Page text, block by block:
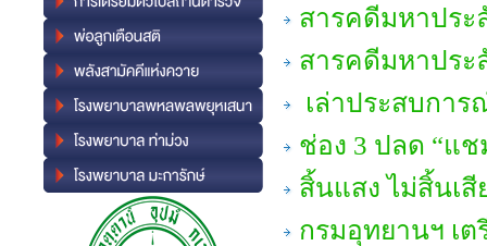
สารคดีมหาประ
สารคดีมหาปร
เล่าประสบกา
ช่อง 3 ปลด “แ
สิ้นแสง ไม่สิ้นเสี
กรมอุทยานฯ เ